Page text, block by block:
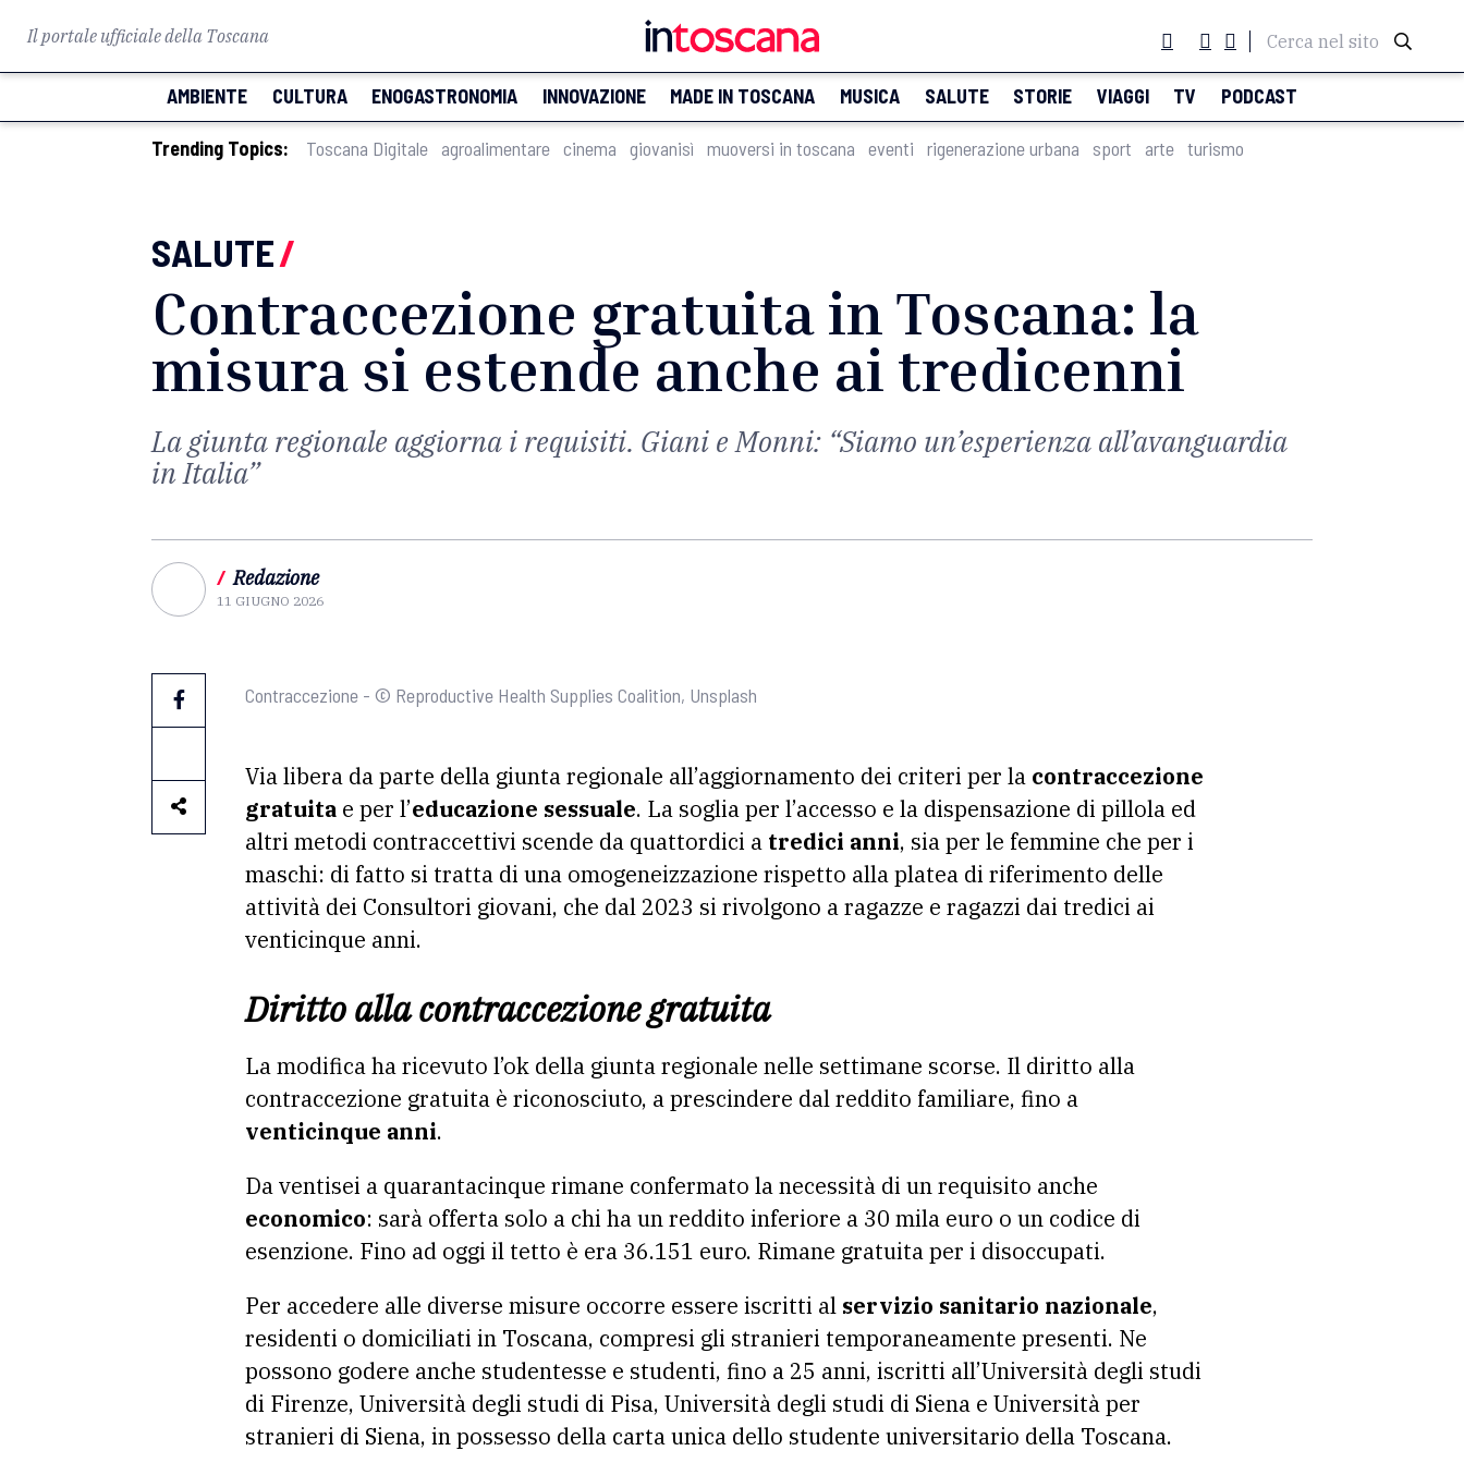
Il portale ufficiale della Toscana Cerca nel sito
AMBIENTE CULTURA ENOGASTRONOMIA INNOVAZIONE MADE IN TOSCANA MUSICA SALUTE STORIE VIAGGI TV PODCAST
Trending Topics: Toscana Digitale agroalimentare cinema giovanisì muoversi in toscana eventi rigenerazione urbana sport arte turismo
SALUTE/
Contraccezione gratuita in Toscana: la
misura si estende anche ai tredicenni
La giunta regionale aggiorna i requisiti. Giani e Monni: “Siamo un’esperienza all’avanguardia
in Italia”
/ Redazione
11 GIUGNO 2026
Contraccezione - © Reproductive Health Supplies Coalition, Unsplash
Via libera da parte della giunta regionale all’aggiornamento dei criteri per la contraccezione
gratuita e per l’educazione sessuale. La soglia per l’accesso e la dispensazione di pillola ed
altri metodi contraccettivi scende da quattordici a tredici anni, sia per le femmine che per i
maschi: di fatto si tratta di una omogeneizzazione rispetto alla platea di riferimento delle
attività dei Consultori giovani, che dal 2023 si rivolgono a ragazze e ragazzi dai tredici ai
venticinque anni.
Diritto alla contraccezione gratuita
La modifica ha ricevuto l’ok della giunta regionale nelle settimane scorse. Il diritto alla
contraccezione gratuita è riconosciuto, a prescindere dal reddito familiare, fino a
venticinque anni.
Da ventisei a quarantacinque rimane confermato la necessità di un requisito anche
economico: sarà offerta solo a chi ha un reddito inferiore a 30 mila euro o un codice di
esenzione. Fino ad oggi il tetto è era 36.151 euro. Rimane gratuita per i disoccupati.
Per accedere alle diverse misure occorre essere iscritti al servizio sanitario nazionale,
residenti o domiciliati in Toscana, compresi gli stranieri temporaneamente presenti. Ne
possono godere anche studentesse e studenti, fino a 25 anni, iscritti all’Università degli studi
di Firenze, Università degli studi di Pisa, Università degli studi di Siena e Università per
stranieri di Siena, in possesso della carta unica dello studente universitario della Toscana.